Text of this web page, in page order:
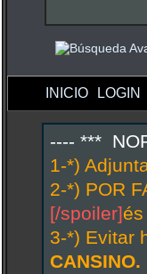
INICIO LOGIN
---- ***
1-*)
2-*) POR
[/spoiler]
3-*) Evitar
CANSINO.